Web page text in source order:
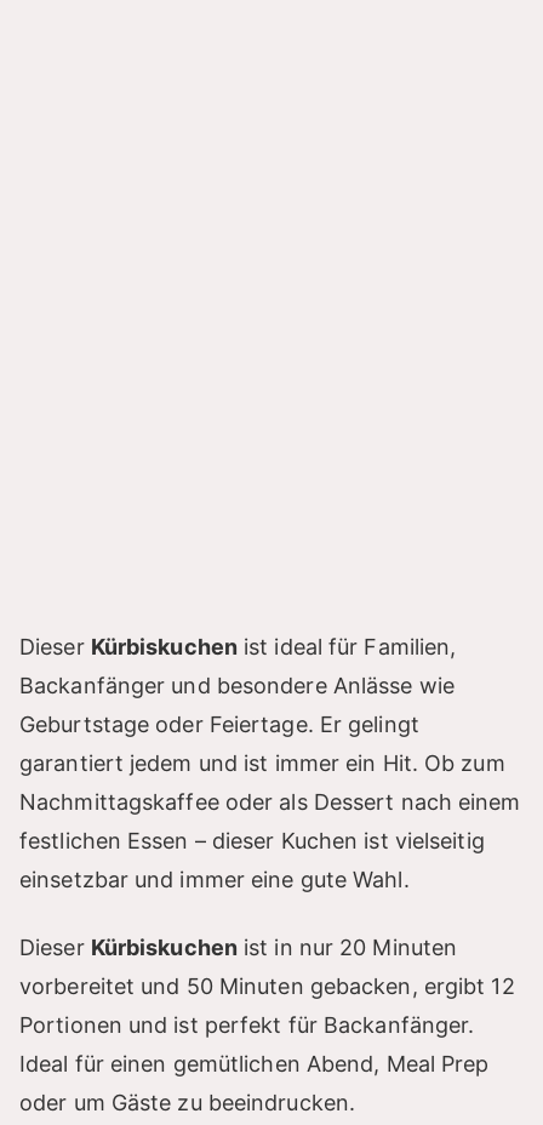
Dieser Kürbiskuchenist ideal für Familien,
Backanfänger und besondere Anlässe wie
Geburtstage oder Feiertage. Er gelingt
garantiert jedem und ist immer ein Hit. Ob zum
Nachmittagskaffee oder als Dessert nach einem
festlichen Essen – dieser Kuchen ist vielseitig
einsetzbar und immer eine gute Wahl.
Dieser Kürbiskuchenist in nur 20 Minuten
vorbereitet und 50 Minuten gebacken, ergibt 12
Portionen und ist perfekt für Backanfänger.
Ideal für einen gemütlichen Abend, Meal Prep
oder um Gäste zu beeindrucken.